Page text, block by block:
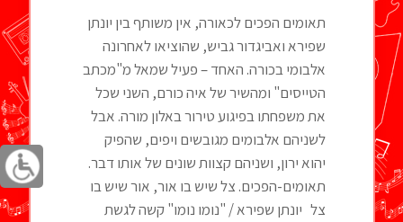
תאומים הפכים לכאורה, אין משותף בין יונתן
שפירא ואביגדור גביש, שהוציאו לאחרונה
אלבומי בכורה. האחד – פעיל שמאל מ"מכתב
הטייסים" ומהשיר של איה כורם, השני שכל
את משפחתו בפיגוע טירור באלון מורה. אבל
לשניהם אלבומים מגובשים ויפים, שהפיק
יהוא ירון, ושניהם קצוות שונים של אותו דבר.
תאומים-הפכים. צל שיש בו אור, אור שיש בו
צל יונתן שפירא / "נומו נומו" קשה לגשת